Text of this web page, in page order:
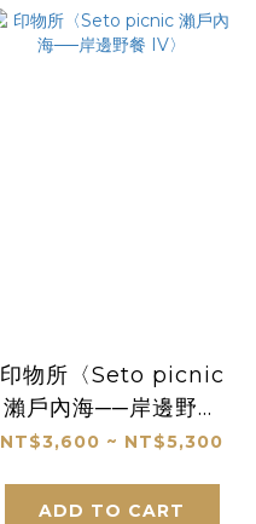
印物所〈Seto picnic
瀨戶內海──岸邊野餐
IV〉
NT$3,600 ~ NT$5,300
ADD TO CART